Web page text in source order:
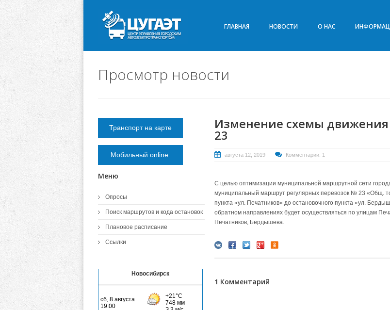
ГЛАВНАЯ НОВОСТИ О НАС
Просмотр новости
Изменение схемы
23
августа 12, 2019 Комментарии: 1
С целью оптимизации муниципальной маршрутной сети
муниципальный маршрут регулярных перевозок № 23 «Общ.
пункта «ул. Печатников» до остановочного пункта «ул.
обратном направлениях будет осуществляться по улицам
Печатников, Бердышева.
1 Комментарий
Транспорт на карте
Мобильный online
Меню
Опросы
Поиск маршрутов и кода остановок
Плановое расписание
Ссылки
Новосибирск